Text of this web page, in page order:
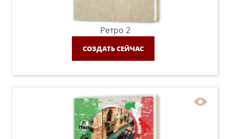
Ретро 2
СОЗДАТЬ СЕЙЧАС